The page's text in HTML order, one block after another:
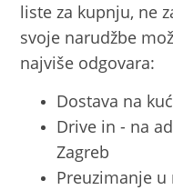
liste za kupnju, ne
svoje narudžbe
najviše odgovara:
Dostava na
Drive in - na
Zagreb
Preuzimanje u